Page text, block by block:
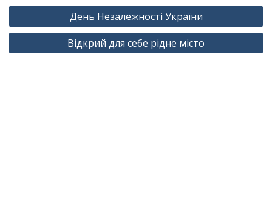
Навігація
записів
День Незалежності України
Відкрий для себе рідне місто